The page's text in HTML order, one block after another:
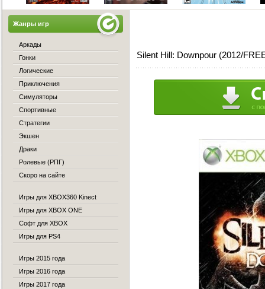
Silent Hill: Downpour (2012/
Жанры игр
Аркады
Гонки
Логические
Приключения
Симуляторы
Спортивные
Стратегии
Экшен
Драки
Ролевые (РПГ)
Скоро на сайте
Игры для XBOX360 Kinect
Игры для XBOX ONE
Софт для XBOX
Игры для PS4
Игры 2015 года
Игры 2016 года
Игры 2017 года